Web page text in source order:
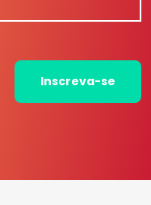
Inscreva-se